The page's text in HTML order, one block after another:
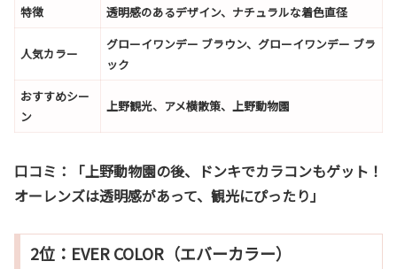
特徴
透明感のあるデザイン、ナチュラルな着色直径
人気カラー
グローイワンデー ブラウン、グローイワンデー ブラ
ック
おすすめシー
ン
上野観光、アメ横散策、上野動物園
口コミ：
「上野動物園の後、ドンキでカラコンもゲット！
オーレンズは透明感があって、観光にぴったり」
2位：EVER COLOR（エバーカラー）